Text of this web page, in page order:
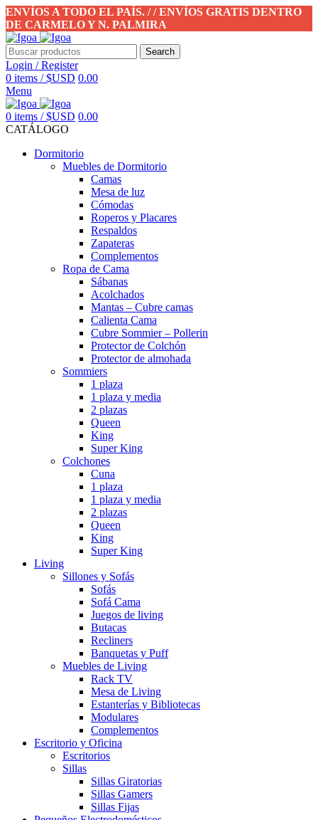
ENVÍOS A TODO EL PAÍS. / / ENVÍOS GRATIS DENTRO
DE CARMELO Y N. PALMIRA
Search
Login / Register
0 items / $USD 0.00
Menu
0 items / $USD 0.00
CATÁLOGO
Dormitorio
Muebles de Dormitorio
Camas
Mesa de luz
Cómodas
Roperos y Placares
Respaldos
Zapateras
Complementos
Ropa de Cama
Sábanas
Acolchados
Mantas – Cubre camas
Calienta Cama
Cubre Sommier – Pollerin
Protector de Colchón
Protector de almohada
Sommiers
1 plaza
1 plaza y media
2 plazas
Queen
King
Super King
Colchones
Cuna
1 plaza
1 plaza y media
2 plazas
Queen
King
Super King
Living
Sillones y Sofás
Sofás
Sofá Cama
Juegos de living
Butacas
Recliners
Banquetas y Puff
Muebles de Living
Rack TV
Mesa de Living
Estanterías y Bibliotecas
Modulares
Complementos
Escritorio y Oficina
Escritorios
Sillas
Sillas Giratorias
Sillas Gamers
Sillas Fijas